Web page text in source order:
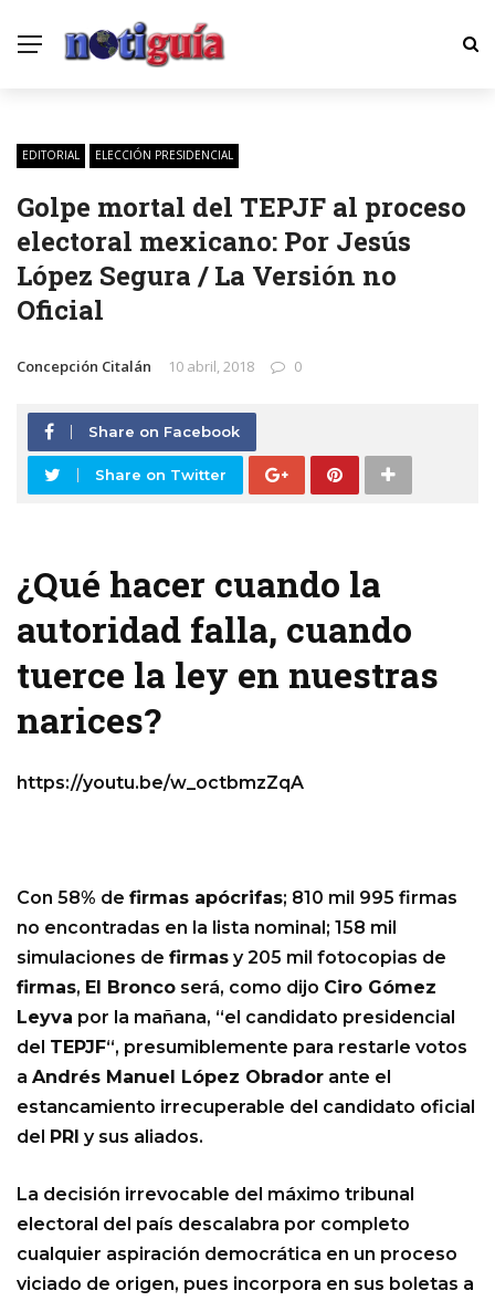
EDITORIAL ELECCIÓN PRESIDENCIAL
Golpe mortal del TEPJF al proceso
electoral mexicano: Por Jesús
López Segura / La Versión no
Oficial
Concepción Citalán 10 abril, 2018 0
Share on Facebook
Share on Twitter
¿Qué hacer cuando la
autoridad falla, cuando
tuerce la ley en nuestras
narices?
https://youtu.be/w_octbmzZqA
Con 58% de firmas apócrifas; 810 mil 995 firmas
no encontradas en la lista nominal; 158 mil
simulaciones de firmas y 205 mil fotocopias de
firmas, El Bronco será, como dijo Ciro Gómez
Leyva por la mañana, “el candidato presidencial
del TEPJF“, presumiblemente para restarle votos
a Andrés Manuel López Obrador ante el
estancamiento irrecuperable del candidato oficial
del PRI y sus aliados.
La decisión irrevocable del máximo tribunal
electoral del país descalabra por completo
cualquier aspiración democrática en un proceso
viciado de origen, pues incorpora en sus boletas a